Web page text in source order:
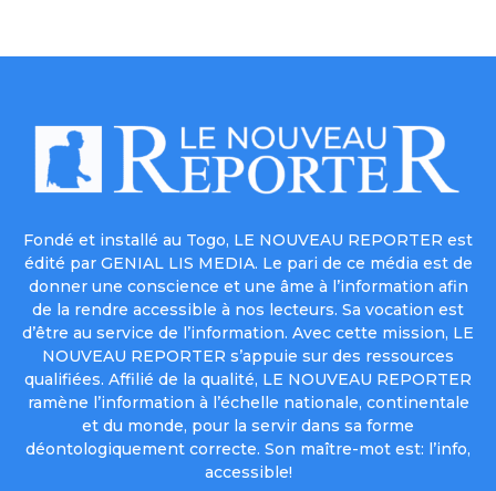
Fondé et installé au Togo, LE NOUVEAU REPORTER est
édité par GENIAL LIS MEDIA. Le pari de ce média est de
donner une conscience et une âme à l’information afin
de la rendre accessible à nos lecteurs. Sa vocation est
d’être au service de l’information. Avec cette mission, LE
NOUVEAU REPORTER s’appuie sur des ressources
qualifiées. Affilié de la qualité, LE NOUVEAU REPORTER
ramène l’information à l’échelle nationale, continentale
et du monde, pour la servir dans sa forme
déontologiquement correcte. Son maître-mot est: l’info,
accessible!